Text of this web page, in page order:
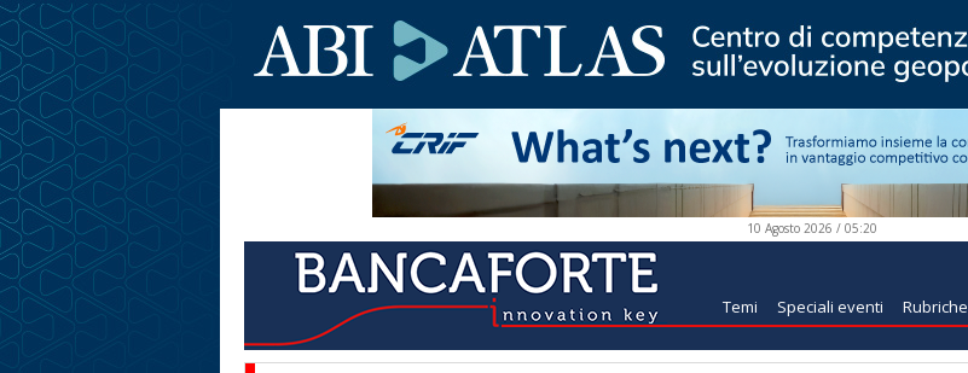
10 Agosto 2026 / 05:20
Temi Speciali eventi Rubriche